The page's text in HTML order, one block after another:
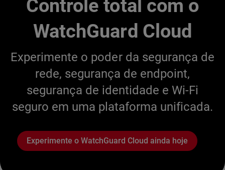
Controle total com o
WatchGuard Cloud
Experimente o poder da segurança de
rede, segurança de endpoint,
segurança de identidade e Wi-Fi
seguro em uma plataforma unificada.
Experimente o WatchGuard Cloud ainda hoje